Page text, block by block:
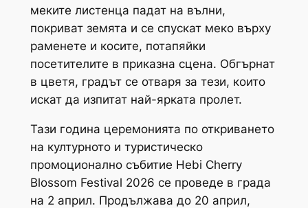
меките листенца падат на вълни,
покриват земята и се спускат меко върху
раменете и косите, потапяйки
посетителите в приказна сцена. Обгърнат
в цветя, градът се отваря за тези, които
искат да изпитат най-ярката пролет.
Тази година церемонията по откриването
на културното и туристическо
промоционално събитие Hebi Cherry
Blossom Festival 2026 се проведе в града
на 2 април. Продължава до 20 април,